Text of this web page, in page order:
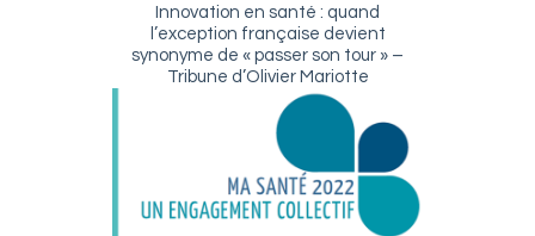
Innovation en santé : quand
l’exception française devient
synonyme de « passer son tour » –
Tribune d’Olivier Mariotte